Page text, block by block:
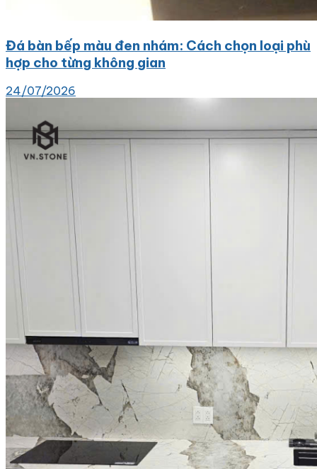
Đá bàn bếp màu đen nhám: Cách chọn loại phù
hợp cho từng không gian
24/07/2026